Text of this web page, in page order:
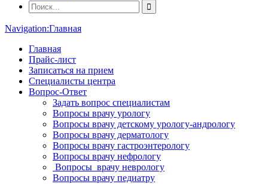
Navigation:Главная
Главная
Прайс-лист
Записаться на прием
Специалисты центра
Вопрос-Ответ
Задать вопрос специалистам
Вопросы врачу урологу
Вопросы врачу детскому урологу-андрологу
Вопросы врачу дерматологу
Вопросы врачу гастроэнтерологу
Вопросы врачу нефрологу
Вопросы врачу неврологу
Вопросы врачу педиатру